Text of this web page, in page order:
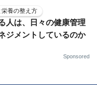
養の整え方
人は、日々の健康管理
ジメントしているのか
Sponsored